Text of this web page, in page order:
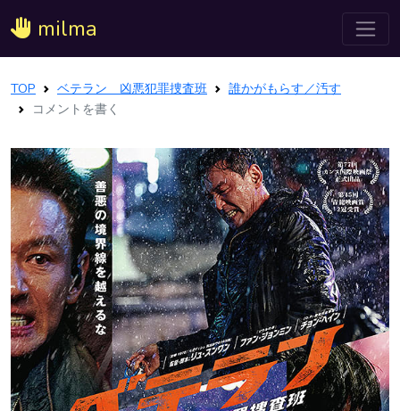
milma
TOP ベテラン 凶悪犯罪捜査班
誰かがもらす／汚す
コメントを書く